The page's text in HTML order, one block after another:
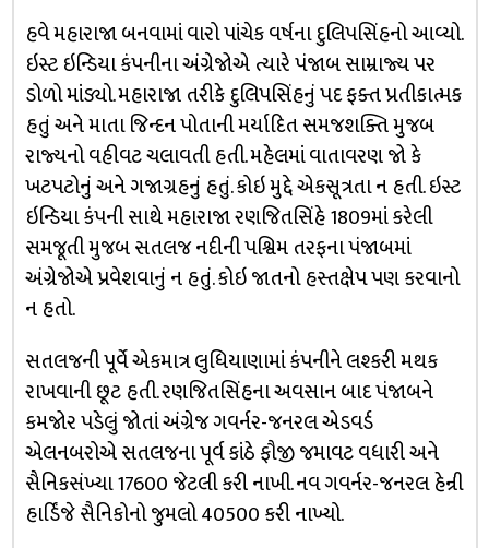
હવે મહારાજા બનવામાં વારો પાંચેક વર્ષના દુલિપસિંહનો આવ્યો.
ઇસ્ટ ઇન્ડિયા કંપનીના અંગ્રેજોએ ત્યારે પંજાબ સામ્રાજ્ય પર
ડોળો માંડ્યો. મહારાજા તરીકે દુલિપસિંહનું પદ ફક્ત પ્રતીકાત્મક
હતું અને માતા જિન્દન પોતાની મર્યાદિત સમજશક્તિ મુજબ
રાજ્યનો વહીવટ ચલાવતી હતી. મહેલમાં વાતાવરણ જો કે
ખટપટોનું અને ગજાગ્રહનું હતું. કોઇ મુદ્દે એકસૂત્રતા ન હતી. ઇસ્ટ
ઇન્ડિયા કંપની સાથે મહારાજા રણજિતસિંહે 1809માં કરેલી
સમજૂતી મુજબ સતલજ નદીની પશ્વિમ તરફના પંજાબમાં
અંગ્રેજોએ પ્રવેશવાનું ન હતું. કોઇ જાતનો હસ્તક્ષેપ પણ કરવાનો
ન હતો.
સતલજની પૂર્વે એકમાત્ર લુધિયાણામાં કંપનીને લશ્કરી મથક
રાખવાની છૂટ હતી. રણજિતસિંહના અવસાન બાદ પંજાબને
કમજોર પડેલું જોતાં અંગ્રેજ ગવર્નર-જનરલ એડવર્ડ
એલનબરોએ સતલજના પૂર્વ કાંઠે ફૌજી જમાવટ વધારી અને
સૈનિકસંખ્યા 17600 જેટલી કરી નાખી. નવ ગવર્નર-જનરલ હેન્રી
હાર્ડિંજે સૈનિકોનો જુમલો 40500 કરી નાખ્યો.